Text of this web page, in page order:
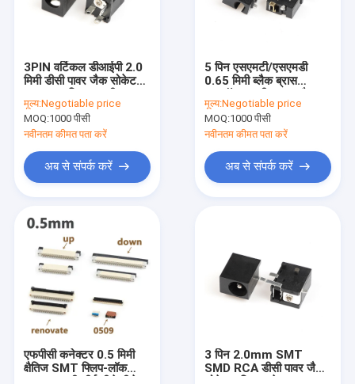
3PIN वर्टिकल डीआईपी 2.0
मिमी डीसी पावर जैक सोकेट
मूल्य:Negotiable price
MOQ:1000 पीसी
नवीनतम कीमत पता करें
अब से संपर्क करें
5 पिन एसएमटी/एसएमडी
0.65 मिमी ब्लैक ब्रास
सॉकेट कनेक्टर
मूल्य:Negotiable price
MOQ:1000 पीसी
नवीनतम कीमत पता करें
अब से संपर्क करें
एफपीसी कनेक्टर 0.5 मिमी
क्षैतिज SMT फ्लिप-लॉक
3 पिन 2.0mm SMT
SMD RCA डीसी पावर जैक